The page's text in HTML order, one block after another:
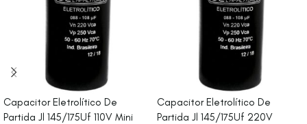
Capacitor Eletrolítico De
Partida Jl 145/175Uf 110V Mini
Capacitor Eletrolítico De
Partida Jl 145/175Uf 220V